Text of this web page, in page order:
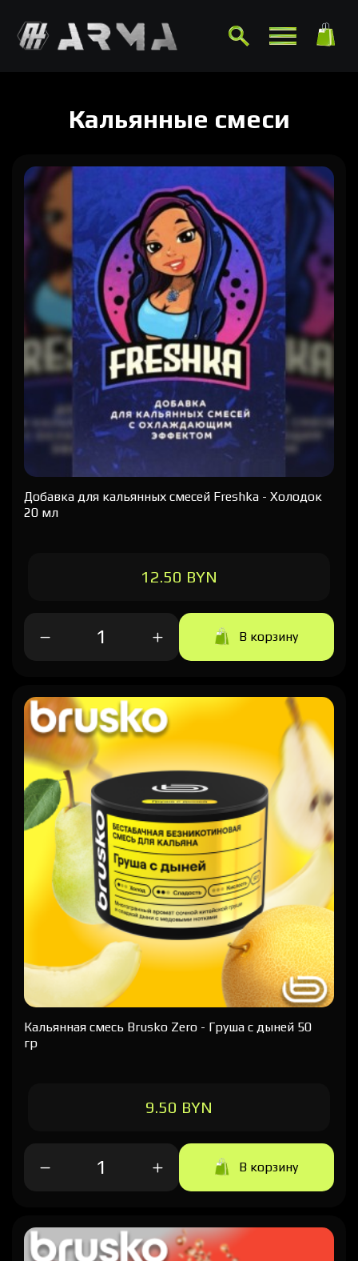
Кальянные смеси
Добавка для кальянных смесей Freshka - Холодок
20 мл
12.50 BYN
В корзину
Кальянная cмесь Brusko Zero - Груша с дыней 50
гр
9.50 BYN
В корзину